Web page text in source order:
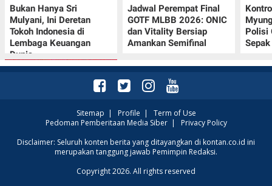
Bukan Hanya Sri
Mulyani, Ini Deretan
Tokoh Indonesia di
Lembaga Keuangan
Dunia
Jadwal Perempat Final
GOTF MLBB 2026: ONIC
dan Vitality Bersiap
Amankan Semifinal
Polisi
Promo JSM Superindo
7–9 Agustus 2026,
Rp37.900 hingga Buah
Sitemap | Profile | Term of Use
Pedoman Pemberitaan Media Siber| Privacy Policy
Disclaimer: Seluruh konten berita yang ditayangkan di kontan.co.id ini
merupakan tanggung jawab Pemimpin Redaksi.
Copyright 2026. All rights reserved